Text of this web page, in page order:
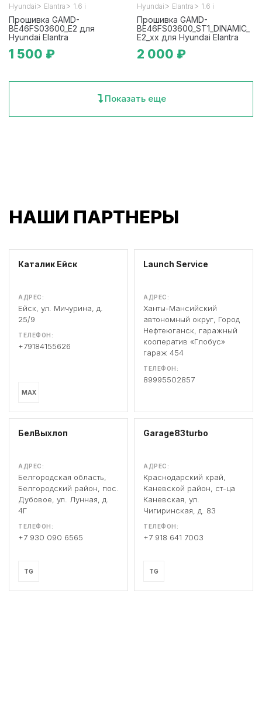
Hyundai > Elantra > 1.6 i
Прошивка GAMD-
BE46FS03600_E2 для
Hyundai Elantra
1 500 ₽
Hyundai > Elantra > 1.6 i
Прошивка GAMD-
BE46FS03600_ST1_DINAMIC_
E2_xx для Hyundai Elantra
2 000 ₽
Показать еще
НАШИ ПАРТНЕРЫ
Каталик Ейск
АДРЕС:
Ейск, ул. Мичурина, д.
25/9
ТЕЛЕФОН:
+79184155626
MAX
Launch Service
АДРЕС:
Ханты-Мансийский
автономный округ, Город
Нефтеюганск, гаражный
кооператив «Глобус»
гараж 454
ТЕЛЕФОН:
89995502857
БелВыхлоп
АДРЕС:
Белгородская область,
Белгородский район, пос.
Дубовое, ул. Лунная, д.
4Г
ТЕЛЕФОН:
+7 930 090 6565
TG
Garage83turbo
АДРЕС:
Краснодарский край,
Каневской район, ст-ца
Каневская, ул.
Чигиринская, д. 83
ТЕЛЕФОН:
+7 918 641 7003
TG